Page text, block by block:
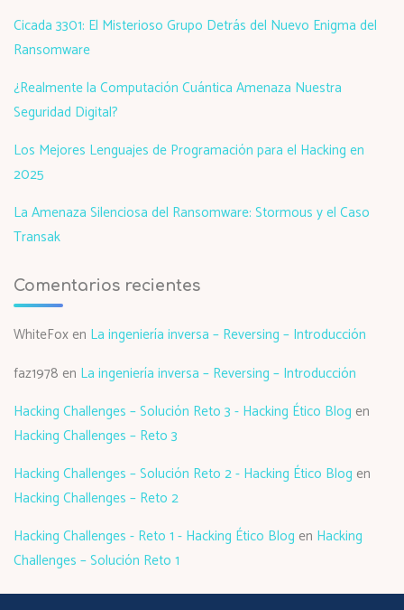
Cicada 3301: El Misterioso Grupo Detrás del Nuevo Enigma del
Ransomware
¿Realmente la Computación Cuántica Amenaza Nuestra
Seguridad Digital?
Los Mejores Lenguajes de Programación para el Hacking en
2025
La Amenaza Silenciosa del Ransomware: Stormous y el Caso
Transak
Comentarios recientes
WhiteFox en La ingeniería inversa – Reversing – Introducción
faz1978 en La ingeniería inversa – Reversing – Introducción
Hacking Challenges – Solución Reto 3 - Hacking Ético Blog en
Hacking Challenges – Reto 3
Hacking Challenges – Solución Reto 2 - Hacking Ético Blog en
Hacking Challenges – Reto 2
Hacking Challenges - Reto 1 - Hacking Ético Blog en Hacking
Challenges – Solución Reto 1